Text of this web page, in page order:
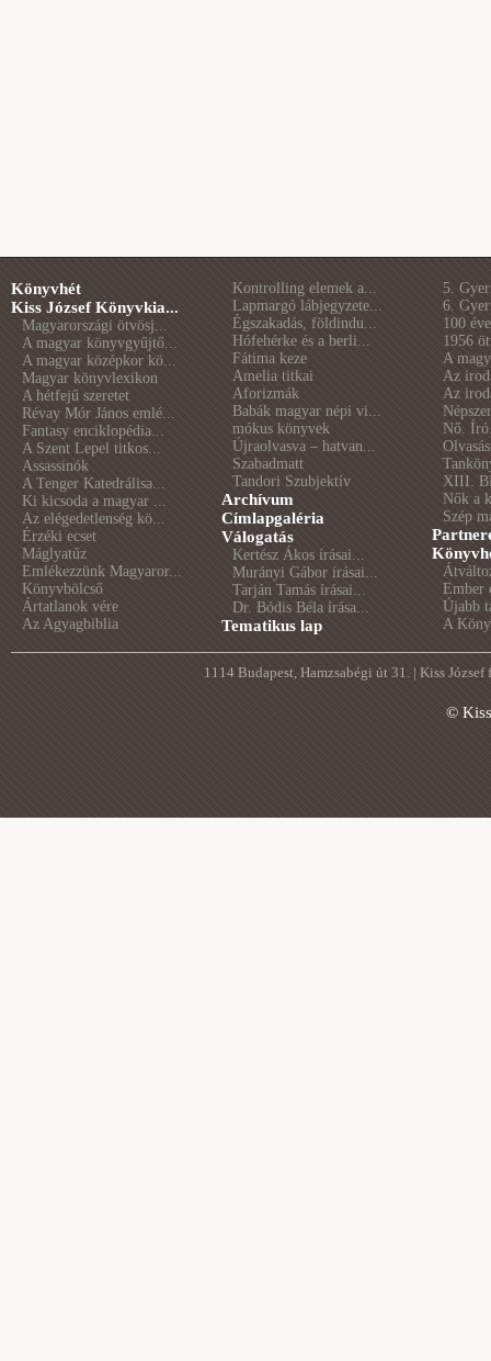
Könyvhét
Kiss József Könyvkia...
Magyarországi ötvösj...
A magyar könyvgyűjtő...
A magyar középkor kö...
Magyar könyvlexikon
A hétfejű szeretet
Révay Mór János emlé...
Fantasy enciklopédia...
A Szent Lepel titkos...
Assassinók
A Tenger Katedrálisa...
Ki kicsoda a magyar ...
Az elégedetlenség kö...
Érzéki ecset
Máglyatűz
Emlékezzünk Magyaror...
Könyvbölcső
Ártatlanok vére
Az Agyagbiblia
Kontrolling elemek a...
Lapmargó lábjegyzete...
Égszakadás, földindu...
Hófehérke és a berli...
Fátima keze
Amelia titkai
Aforizmák
Babák magyar népi vi...
mókus könyvek
Újraolvasva – hatvan...
Szabadmatt
Tandori Szubjektív
Archívum
Címlapgaléria
Válogatás
Kertész Ákos írásai...
Murányi Gábor írásai...
Tarján Tamás írásai...
Dr. Bódis Béla írása...
Tematikus lap
5.
6.
100
1956
A
Az
Az
Nő.
XIII.
Nők a
Szép
Ember
Újabb
A
1114 Budapest, Hamzsabégi út 31. | Kiss
©